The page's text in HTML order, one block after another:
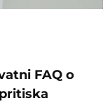
FAQ o